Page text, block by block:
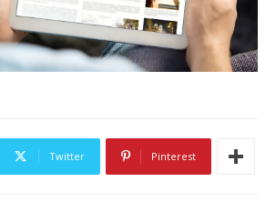
Twitter Pinterest